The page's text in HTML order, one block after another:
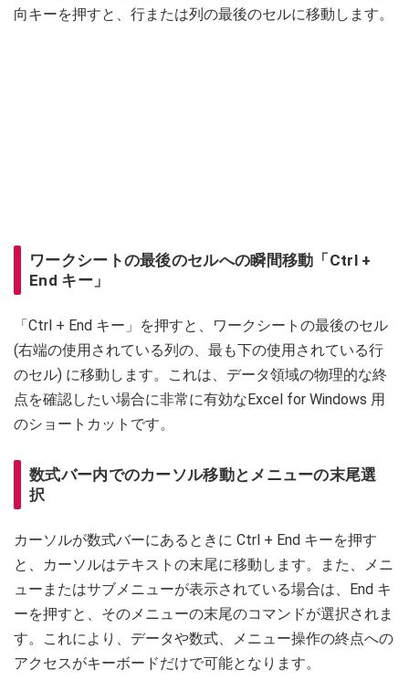
向キーを押すと、行または列の最後のセルに移動します。
ワークシートの最後のセルへの瞬間移動「Ctrl +
End キー」
「Ctrl + End キー」を押すと、ワークシートの最後のセル
(右端の使用されている列の、最も下の使用されている行
のセル) に移動します。これは、データ領域の物理的な終
点を確認したい場合に非常に有効なExcel for Windows 用
のショートカットです。
数式バー内でのカーソル移動とメニューの末尾選
択
カーソルが数式バーにあるときに Ctrl + End キーを押す
と、カーソルはテキストの末尾に移動します。また、メニ
ューまたはサブメニューが表示されている場合は、End キ
ーを押すと、そのメニューの末尾のコマンドが選択されま
す。これにより、データや数式、メニュー操作の終点への
アクセスがキーボードだけで可能となります。